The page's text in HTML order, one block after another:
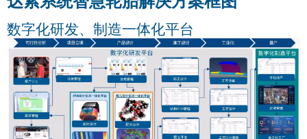
数字化研发、制造一体化平台